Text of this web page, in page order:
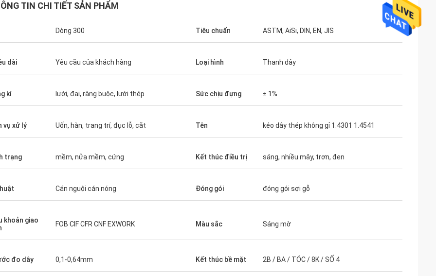
Diego Nemer
pipes!
TIN CHI TIẾT SẢN PHẨM
Dòng 300 Tiêu chuẩn ASTM, AiSi, DIN, EN, JIS
dài Yêu cầu của khách hàng Loại hình Thanh dây
kí lưới, đai, ràng buộc, lưới thép Sức chịu đựng ± 1%
vụ xử lý Uốn, hàn, trang trí, đục lỗ, cắt Tên kéo dây thép không gỉ 1.4301 1.4541
trạng mềm, nửa mềm, cứng Kết thúc điều trị sáng, nhiều mây, trơn, đen
Cán nguội cán nóng Đóng gói đóng gói sợi gỗ
khoản giao
FOB CIF CFR CNF EXWORK Màu sắc Sáng mờ
đo dây 0,1-0,64mm Kết thúc bề mặt 2B / BA / TÓC / 8K / SỐ 4